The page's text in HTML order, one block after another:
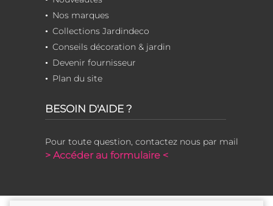
Nos marques
Collections Jardindeco
Conseils décoration & jardin
Devenir fournisseur
Plan du site
BESOIN D'AIDE ?
Pour toute question, contactez nous par mail
> Accéder au formulaire <